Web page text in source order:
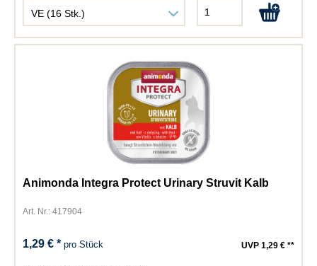
Animonda Integra Protect Urinary Struvit Kalb
Art. Nr.: 417904
1,29 € *pro Stück UVP 1,29 € **